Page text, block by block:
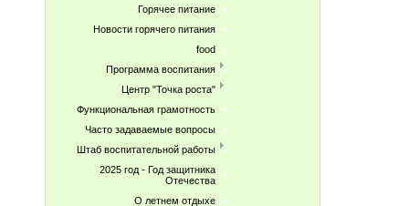
Горячее питание
Новости горячего питания
food
Программа воспитания
Центр "Точка роста"
Функциональная грамотность
Часто задаваемые вопросы
Штаб воспитательной работы
2025 год - Год защитника
Отечества
О летнем отдыхе